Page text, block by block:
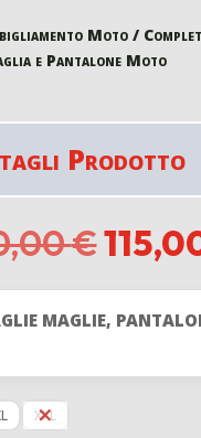
Moto /
e Pantalone Moto
Prodotto
€Il
era:
MAGLIE,
XXL